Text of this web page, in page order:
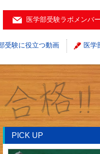
医学部受験ラボメンバ
受験に役立つ動画 医学
PICK UP